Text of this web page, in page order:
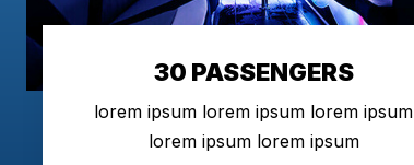
30 PASSENGERS
lorem ipsum lorem ipsum lorem ipsum
lorem ipsum lorem ipsum